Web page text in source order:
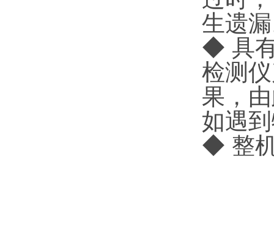
生遗
◆ 具
检测
果，
如遇
◆ 整